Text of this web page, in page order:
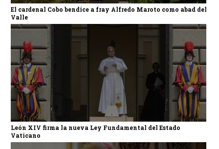
El cardenal Cobo bendice a fray Alfredo Maroto como abad del
Valle
León XIV firma la nueva Ley Fundamental del Estado
Vaticano